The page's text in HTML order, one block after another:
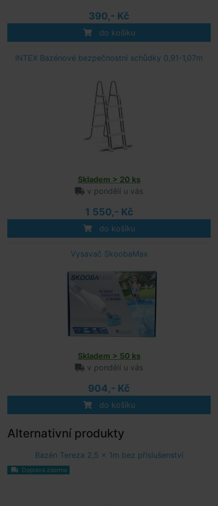
390,- Kč
do košíku
INTEX Bazénové bezpečnostní schůdky 0,91-1,07m
Skladem > 20 ks
v pondělí u vás
1 550,- Kč
do košíku
Vysavač SkoobaMax
Skladem > 50 ks
v pondělí u vás
904,- Kč
do košíku
Alternativní produkty
Bazén Tereza 2,5 x 1m bez příslušenství
Doprava zdarma